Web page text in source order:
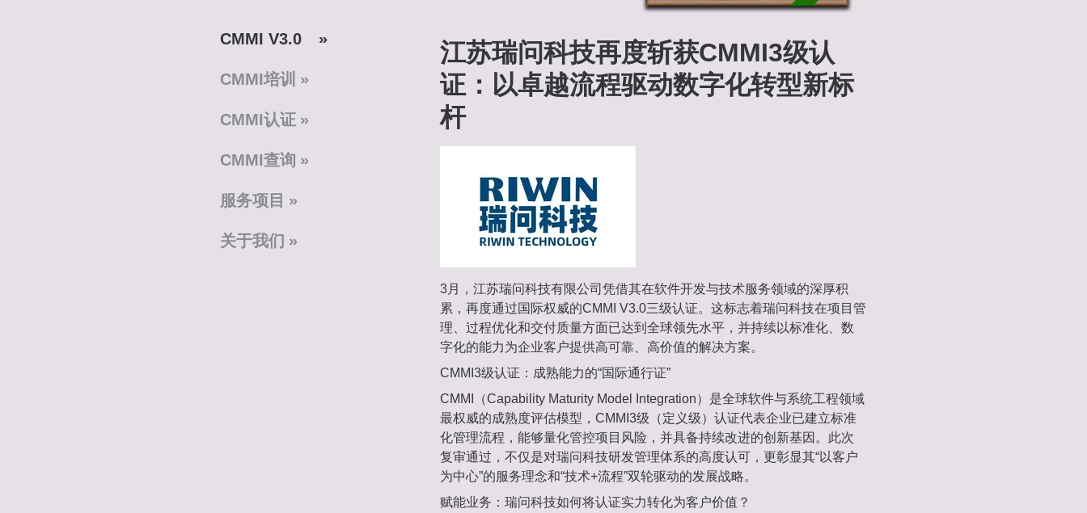
CMMI V3.0
CMMI培训
CMMI认证
CMMI查询
服务项目
关于我们
江苏瑞问科技再度斩获CMMI3级认
证：以卓越流程驱动数字化转型新标
杆‌
3月，江苏瑞问科技有限公司凭借其在软件开发与技术服务领域的深厚积
累，‌再度通过国际权威的CMMI V3.0三级认证‌。这标志着瑞问科技在项目管
理、过程优化和交付质量方面已达到全球领先水平，并持续以标准化、数
字化的能力为企业客户提供高可靠、高价值的解决方案。
CMMI3级认证：成熟能力的“国际通行证”‌
CMMI（Capability Maturity Model Integration）是全球软件与系统工程领域
最权威的成熟度评估模型，‌CMMI3级（定义级）认证‌代表企业已建立标准
化管理流程，能够量化管控项目风险，并具备持续改进的创新基因。此次
复审通过，不仅是对瑞问科技研发管理体系的高度认可，更彰显其‌“以客户
为中心”的服务理念‌和‌“技术+流程”双轮驱动的发展战略‌。
赋能业务：瑞问科技如何将认证实力转化为客户价值？‌